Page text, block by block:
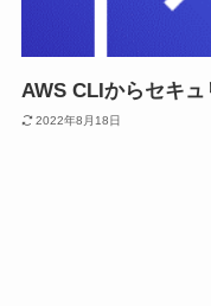
AWS CLIからセキ
2022年8月18日